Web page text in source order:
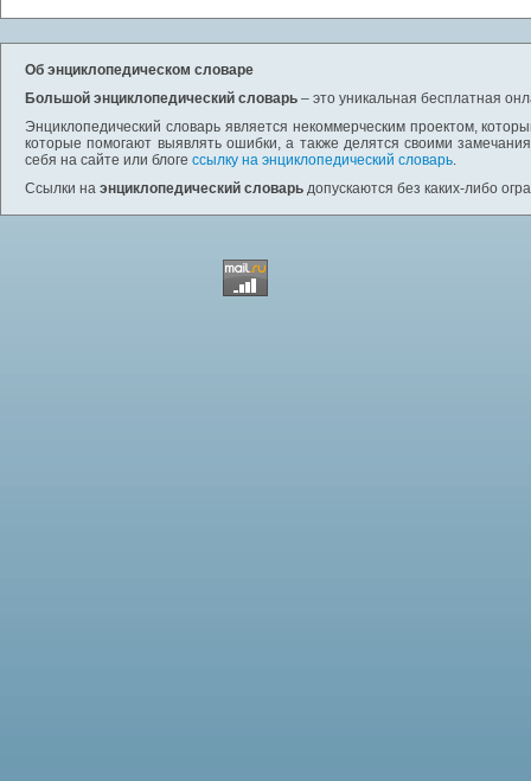
Об энциклопедическом словаре
Большой энциклопедический словарь – это уникальная бесплатная
Энциклопедический словарь является некоммерческим проектом,
которые помогают выявлять ошибки, а также делятся своими
себя на сайте или блоге ссылку на энциклопедический словарь.
Ссылки на энциклопедический словарь допускаются без каких-либо